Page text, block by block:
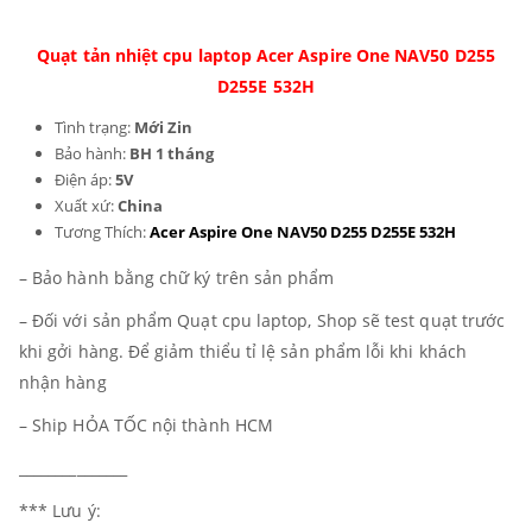
Quạt tản nhiệt cpu laptop Acer Aspire One NAV50 D255
D255E 532H
Tình trạng: Mới Zin
Bảo hành: BH 1 tháng
Điện áp:5V
Xuất xứ:China
Tương Thích:Acer Aspire One NAV50 D255 D255E 532H
– Bảo hành bằng chữ ký trên sản phẩm
– Đối với sản phẩm Quạt cpu laptop, Shop sẽ test quạt trước
khi gởi hàng. Để giảm thiểu tỉ lệ sản phẩm lỗi khi khách
nhận hàng
– Ship HỎA TỐC nội thành HCM
*** Lưu ý: